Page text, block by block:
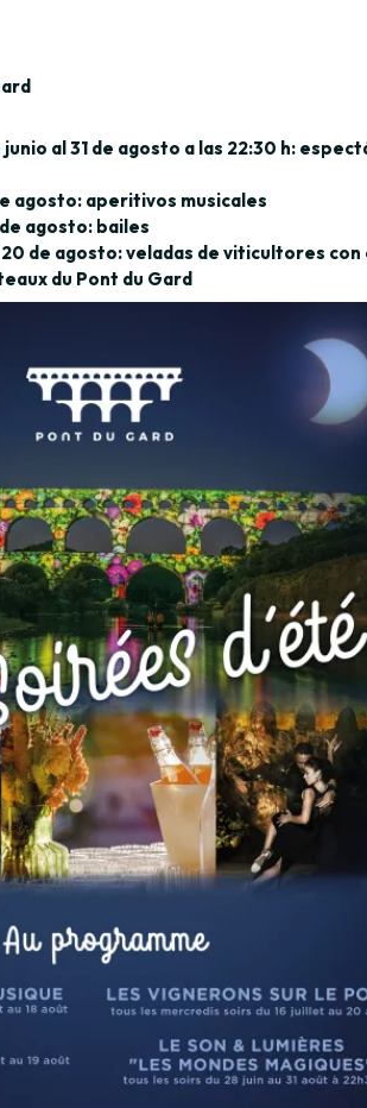
al 31 de agosto a las 22:30 h:
agosto: aperitivos musicales
agosto: bailes
de agosto: veladas de viticultores con
du Pont du Gard